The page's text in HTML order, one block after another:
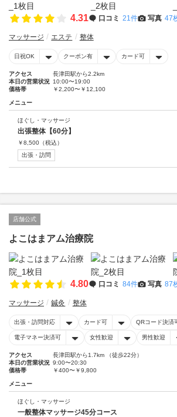
4.31 口コミ 21件 写真 47
マッサージ エステ 整体
日祝OK クーポン有 カード可
アクセス
長津田駅から2.2km
本日の営業状況 10:00〜19:00
価格帯
￥2,200〜￥12,100
メニュー
ほぐし・マッサージ
出張整体【60分】
￥8,500 （税込）
出張・訪問
店舗公式
よこはまアム治療院
4.80 口コミ 84件 写真 87
マッサージ 鍼灸 整体
出張・訪問対応 カード可 QRコード決済
電子マネー決済可 女性歓迎 男性歓迎
アクセス
長津田駅から1.7km （徒歩22分）
本日の営業状況 9:00〜20:30
価格帯
￥400〜￥9,800
メニュー
ほぐし・マッサージ
一般整体マッサージ45分コース